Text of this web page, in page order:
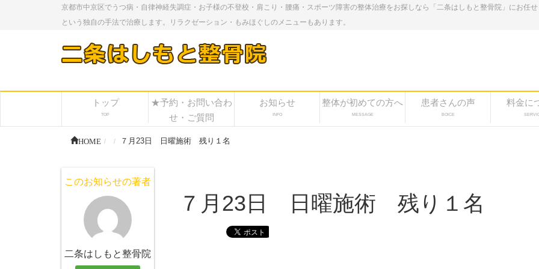
京都市中京区でうつ病・自律神経失調症・お子様の不登校・肩こり・腰痛・スポーツ障害の整体治療をお探しなら「二条はしもと整骨院」にお任
という独自の手法で治療します。リラクゼーション・もみほぐしのメニューもあります。
トップ
TOP
★予約・お問い合わ
せ・ご質問
お知らせ
INFO
整体が初めての方へ
MESSAGE
患者さんの声
BOICE
料金に
HOME ７月23日 日曜施術 残り１名
７月23日 日曜施術 残り１名
このお知らせの著者
二条はしもと整骨院